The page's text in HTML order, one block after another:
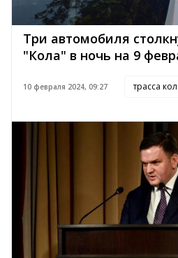
Три автомобиля
"Кола" в ночь на 9
10 февраля 2024, 09:27 трасса